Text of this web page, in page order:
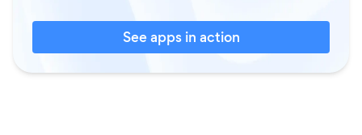
See apps in action